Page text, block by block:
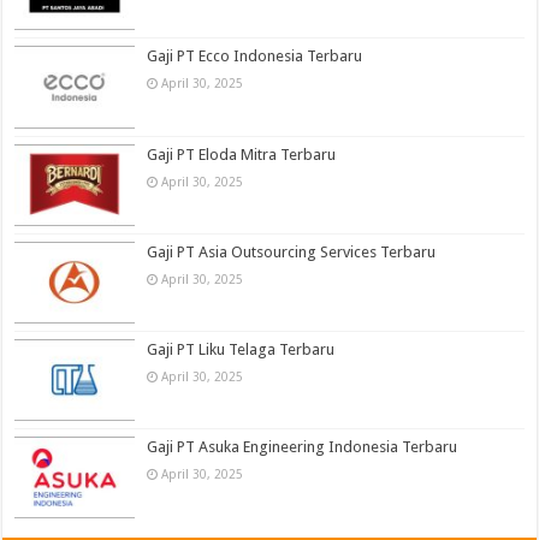
Gaji PT Ecco Indonesia Terbaru
April 30, 2025
Gaji PT Eloda Mitra Terbaru
April 30, 2025
Gaji PT Asia Outsourcing Services Terbaru
April 30, 2025
Gaji PT Liku Telaga Terbaru
April 30, 2025
Gaji PT Asuka Engineering Indonesia Terbaru
April 30, 2025